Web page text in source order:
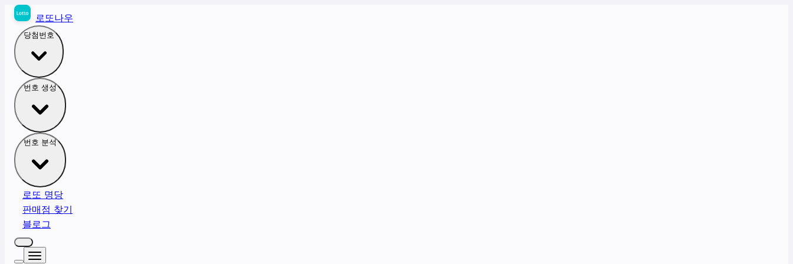
로또나우
당첨번호
번호 생성
번호 분석
로또 명당
판매점 찾기
블로그